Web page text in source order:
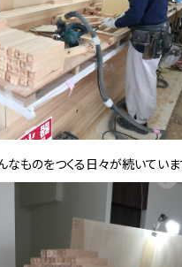
ものをつくる日々が続いていま